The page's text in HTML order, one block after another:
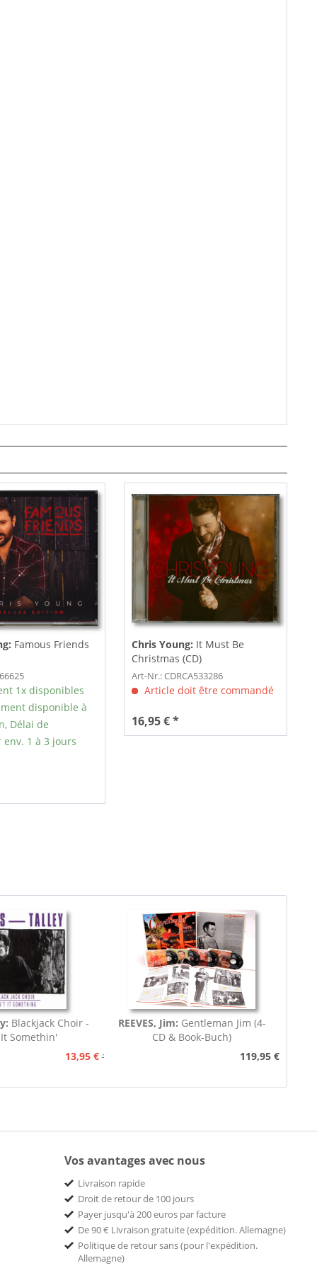
Famous Friends
1x disponibles
disponible à
Délai de
1 à 3 jours
Chris Young: It Must Be
Christmas (CD)
Art-Nr.: CDRCA533286
Article doit être commandé
16,95 € *
Blackjack Choir -
Somethin'
13,95 € 15,95 €
REEVES, Jim: Gentleman Jim (4-
CD & Book-Buch)
119,95 €
Vos avantages avec nous
Livraison rapide
Droit de retour de 100 jours
Payer jusqu'à 200 euros par facture
De 90 € Livraison gratuite (expédition. Allemagne)
Politique de retour sans (pour l'expédition.
Allemagne)